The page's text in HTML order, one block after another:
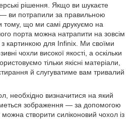
рішення. Якщо ви шукаєте
— ви потрапили за правильною
тому, що ми самі друкуємо на
порта можна натрапити на зовсім
з картинкою для Infinix. Ми своїми
чохли високої якості, а оскільки
тільки якісні матеріали,
й слугуватиме вам тривалий
необхідно визначитися на який
зображення — за допомогою
створити силіконовий чохол із